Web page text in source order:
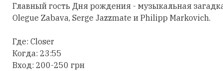
Главный гость Дня рождения - музыкальная
Olegue Zabava, Serge Jazzmate и Philipp Markovich.
Где: Closer
Когда: 23:55
Вход: 200-250 грн